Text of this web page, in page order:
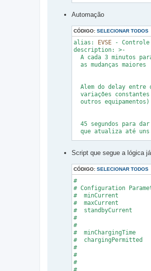
Automação
CÓDIGO: SELECIONAR TODOS
alias: EVSE - Controle
description: >-
A cada 3 minutos
  as mudanças maiores
Alem do delay entre
variações
  outros equipamentos)
45 segundos para
que atualiza até
Se o carro ficar
Isso é útil no caso
os servidores,
próximo  uso com
só retorna para
deixa  em 0 de
conexão  utilizando
ligar alimentação
trigger:
- platform:
    seconds: "45"
    minutes: /3
  - platform: state
Script que segue a lógica
CÓDIGO: SELECIONAR TODOS
#
# Configuration
#  minCurrent		- minimum Current (default 6)
#  maxCurrent		- maximum Current (default 32)
#  standbyCurrent	- standby Current (default 12)
#
#                         it
#  minChargingTime
#  chargingPermitted
#
#
#
#